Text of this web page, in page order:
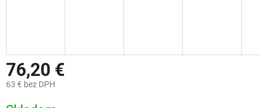
76,20 €
63 € bez DPH